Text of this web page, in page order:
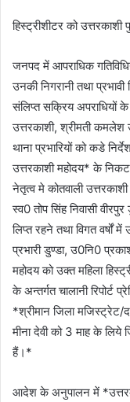
हिस्ट्रीशीटर को उत्तरकाशी
जनपद में आपराधिक
उनकी निगरानी तथा प्रभावी
संलिप्त सक्रिय अपराधियों
उत्तरकाशी, श्रीमती कमलेश
थाना प्रभारियों को कडे
उत्तरकाशी महोदय* के निकट
नेतृत्व मे कोतवाली उत्तरकाशी
स्व0 तोप सिंह निवासी
लिप्त रहने तथा विगत वर्षों
प्रभारी डुण्डा, उ0नि0
महोदय को उक्त महिला
के अन्तर्गत चालानी रिपोर्ट
*श्रीमान जिला मजिस्ट्रेट/
मीना देवी को 3 माह के
हैं।*
आदेश के अनुपालन में